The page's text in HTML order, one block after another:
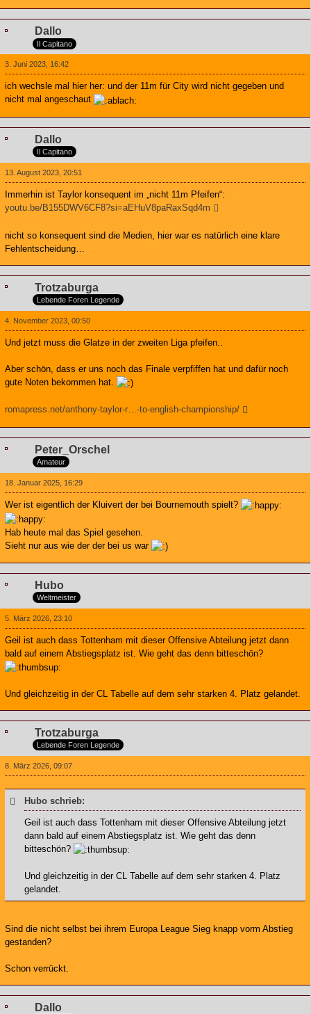
Dallo
Il Capitano
3. Juni 2023, 16:42
ich wechsle mal hier her: und der 11m für City wird nicht gegeben und
nicht mal angeschaut
Dallo
Il Capitano
13. August 2023, 20:51
Immerhin ist Taylor konsequent im „nicht 11m Pfeifen“:
youtu.be/B155DWV6CF8?si=aEHuV8paRaxSqd4m
nicht so konsequent sind die Medien, hier war es natürlich eine klare
Fehlentscheidung…
Trotzaburga
Lebende Foren Legende
4. November 2023, 00:50
Und jetzt muss die Glatze in der zweiten Liga pfeifen..
Aber schön, dass er uns noch das Finale verpfiffen hat und dafür noch
gute Noten bekommen hat.
romapress.net/anthony-taylor-r…-to-english-championship/
Peter_Orschel
Amateur
18. Januar 2025, 16:29
Wer ist eigentlich der Kluivert der bei Bournemouth spielt?
Hab heute mal das Spiel gesehen.
Sieht nur aus wie der der bei us war
Hubo
Weltmeister
5. März 2026, 23:10
Geil ist auch dass Tottenham mit dieser Offensive Abteilung jetzt dann
bald auf einem Abstiegsplatz ist. Wie geht das denn bitteschön?
Und gleichzeitig in der CL Tabelle auf dem sehr starken 4. Platz gelandet.
Trotzaburga
Lebende Foren Legende
8. März 2026, 09:07
Hubo schrieb:
Geil ist auch dass Tottenham mit dieser Offensive Abteilung jetzt
dann bald auf einem Abstiegsplatz ist. Wie geht das denn
bitteschön?
Und gleichzeitig in der CL Tabelle auf dem sehr starken 4. Platz
gelandet.
Sind die nicht selbst bei ihrem Europa League Sieg knapp vorm Abstieg
gestanden?
Schon verrückt.
Dallo